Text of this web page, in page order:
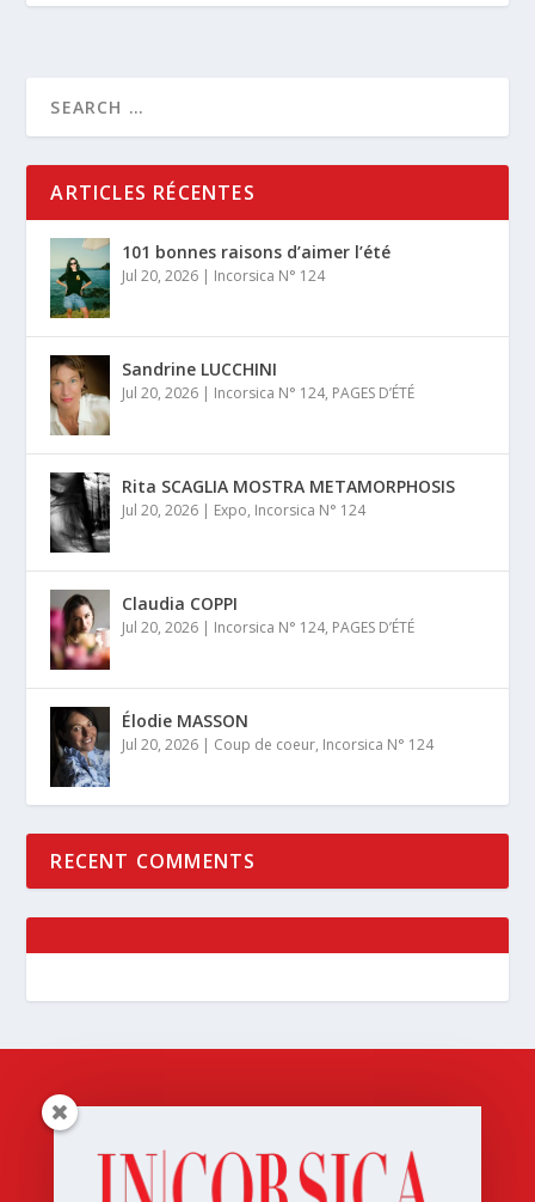
ARTICLES RÉCENTES
101 bonnes raisons d’aimer l’été
Jul 20, 2026 | Incorsica N° 124
Sandrine LUCCHINI
Jul 20, 2026 | Incorsica N° 124, PAGES D’ÉTÉ
Rita SCAGLIA MOSTRA METAMORPHOSIS
Jul 20, 2026 | Expo, Incorsica N° 124
Claudia COPPI
Jul 20, 2026 | Incorsica N° 124, PAGES D’ÉTÉ
Élodie MASSON
Jul 20, 2026 | Coup de coeur, Incorsica N° 124
RECENT COMMENTS